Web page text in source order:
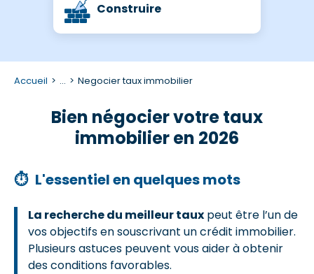
Construire
Accueil ... Negocier taux immobilier
Bien négocier votre taux
immobilier en 2026
⏱ L'essentiel en quelques mots
La recherche du meilleur taux peut être l’un de
vos objectifs en souscrivant un crédit immobilier.
Plusieurs astuces peuvent vous aider à obtenir
des conditions favorables.